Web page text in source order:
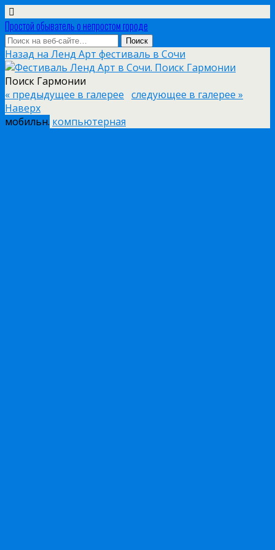
Простой обыватель о непростом городе
Назад на Ленд Арт фестиваль в Сочи
Поиск Гармонии
« предыдущее в галерее следующее в галерее »
Наверх
мобильн. компьютерная